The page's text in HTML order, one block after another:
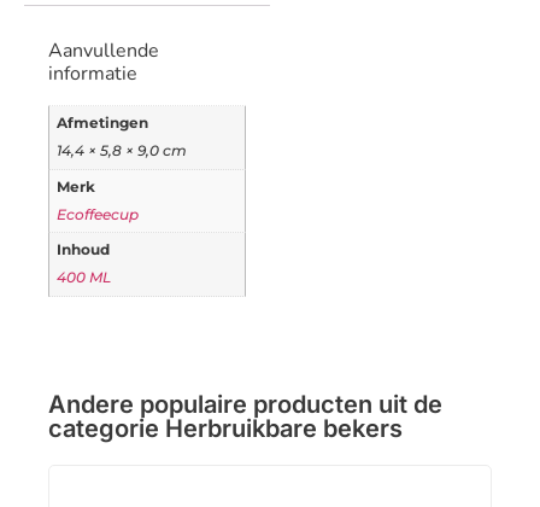
Aanvullende
informatie
Afmetingen
14,4 × 5,8 × 9,0 cm
Merk
Ecoffeecup
Inhoud
400 ML
Andere populaire producten uit de
categorie Herbruikbare bekers